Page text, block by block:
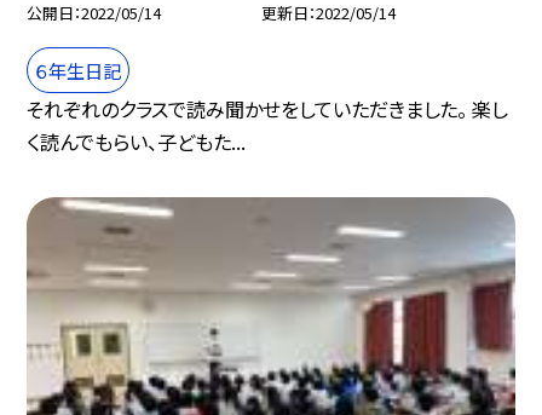
公開日 2022/05/14 更新日 2022/05/14
６年生日記
それぞれのクラスで読み聞かせをしていただきました。 楽し
く読んでもらい、子どもた...